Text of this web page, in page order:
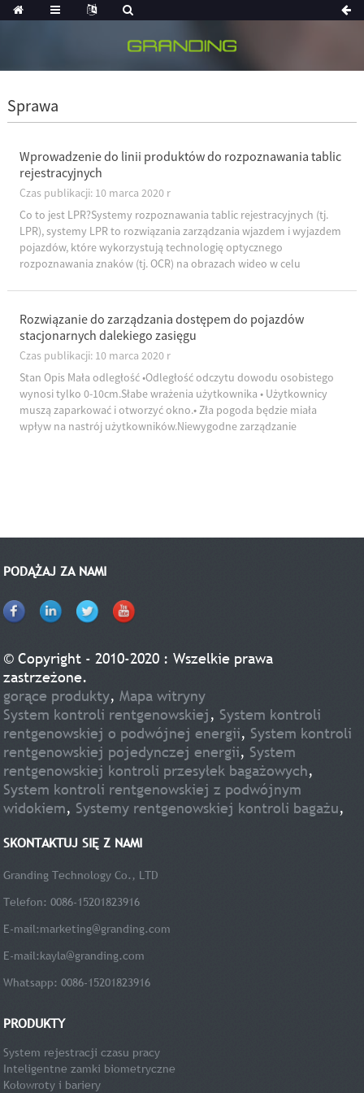
Sprawa
Wprowadzenie do linii produktów do rozpoznawania tablic
rejestracyjnych
Czas publikacji: 10 marca 2020 r
Co to jest LPR?Systemy rozpoznawania tablic rejestracyjnych (tj.
LPR), systemy LPR to rozwiązania zarządzania wjazdem i wyjazdem
pojazdów, które wykorzystują technologię optycznego
rozpoznawania znaków (tj. OCR) na obrazach wideo w celu
Rozwiązanie do zarządzania dostępem do pojazdów
stacjonarnych dalekiego zasięgu
Czas publikacji: 10 marca 2020 r
Stan Opis Mała odległość •Odległość odczytu dowodu osobistego
wynosi tylko 0-10cm.Słabe wrażenia użytkownika • Użytkownicy
muszą zaparkować i otworzyć okno.• Zła pogoda będzie miała
wpływ na nastrój użytkowników.Niewygodne zarządzanie
PODĄŻAJ ZA NAMI
© Copyright - 2010-2020 : Wszelkie prawa
zastrzeżone.
gorące produkty,Mapa witryny
System kontroli rentgenowskiej, System kontroli
rentgenowskiej o podwójnej energii, System kontroli
rentgenowskiej pojedynczej energii, System
rentgenowskiej kontroli przesyłek bagażowych,
System kontroli rentgenowskiej z podwójnym
widokiem, Systemy rentgenowskiej kontroli bagażu,
SKONTAKTUJ SIĘ Z NAMI
Granding Technology Co., LTD
Telefon: 0086-15201823916
E-mail:marketing@granding.com
E-mail:kayla@granding.com
Whatsapp: 0086-15201823916
PRODUKTY
System rejestracji czasu pracy
Inteligentne zamki biometryczne
Kołowroty i bariery